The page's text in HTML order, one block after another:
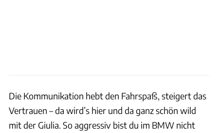
Die Kommunikation hebt den Fahrspaß, steigert das
Vertrauen – da wird’s hier und da ganz schön wild
mit der Giulia. So aggressiv bist du im BMW nicht